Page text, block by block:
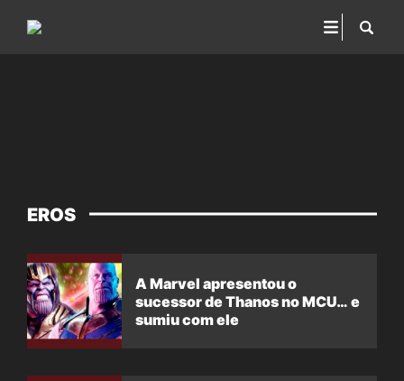
EROS
A Marvel apresentou o
sucessor de Thanos no MCU… e
sumiu com ele